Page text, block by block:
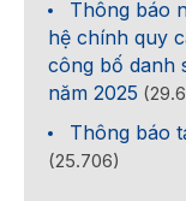
Thông báo
hệ chính quy
công bố danh
năm 2025
Thông báo
(25.706)